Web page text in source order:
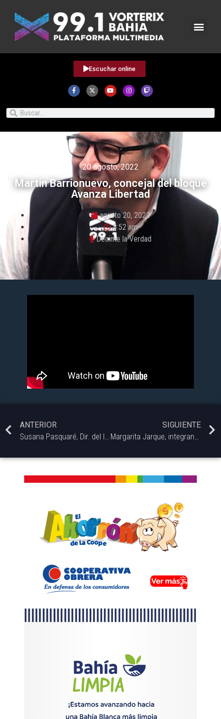
Escuchar online
20 agosto, 2022
Martin Barrionuevo, concejal del bloque
Avanza Libertad
agosto 20, 2022
8:52 am
Decime la Verdad
ANTERIOR
SIGUIENTE